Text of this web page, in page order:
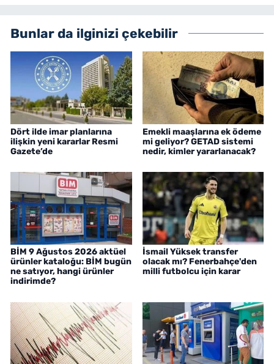
Bunlar da ilginizi çekebilir
Dört ilde imar planlarına
ilişkin yeni kararlar Resmi
Gazete’de
Emekli maaşlarına ek ödeme
mi geliyor? GETAD sistemi
nedir, kimler yararlanacak?
BİM 9 Ağustos 2026 aktüel
ürünler kataloğu: BİM bugün
ne satıyor, hangi ürünler
indirimde?
İsmail Yüksek transfer
olacak mı? Fenerbahçe'den
milli futbolcu için karar